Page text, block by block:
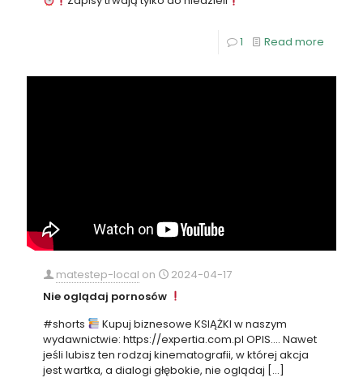
1 Read more
matestep-local on
2024-04-17
Nie oglądaj pornosów
#shorts
Kupuj biznesowe KSIĄŻKI w naszym
wydawnictwie: https://expertia.com.pl OPIS…. Nawet
jeśli lubisz ten rodzaj kinematografii, w której akcja
jest wartka, a dialogi głębokie, nie oglądaj […]